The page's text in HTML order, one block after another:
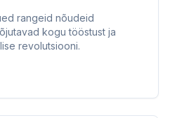
rangeid nõudeid
kogu tööstust ja
revolutsiooni.